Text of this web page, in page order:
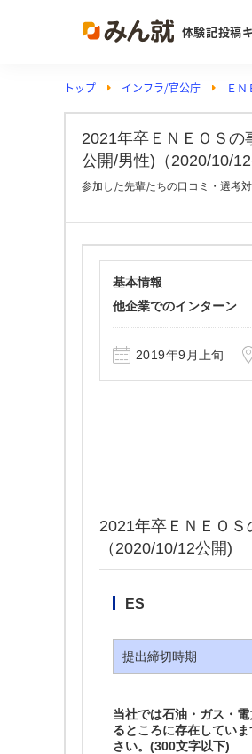
体験記投稿
トップ インフラ/官公庁 Ｅ
2021年卒ＥＮＥＯＳ
公開/男性)（2020/10/
参加した先輩たちの口コミ・選考
基本情報
他企業でのインターン
2019年9月上旬
2021年卒ＥＮＥＯ
（2020/10/12公開)
ES
提出締切時期
当社では石油・ガス・
るところに存在してい
さい。(300文字以下)